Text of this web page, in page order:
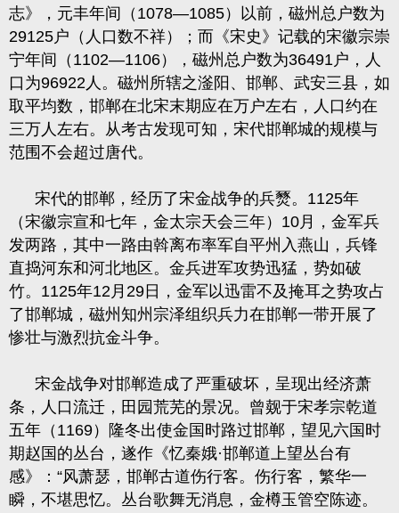
志》，元丰年间（ 1078―1085）以前，磁州总户数为
29125户（人口数不祥）；而《宋史》记载的宋徽宗崇
宁年间（ 1102―1106），磁州总户数为36491户，人
口为96922人。磁州所辖之滏阳、邯郸、武安三县，如
取平均数，邯郸在北宋末期应在万户左右，人口约在
三万人左右。从考古发现可知，宋代邯郸城的规模与
范围不会超过唐代。
宋代的邯郸，经历了宋金战争的兵燹。 1125年
（宋徽宗宣和七年，金太宗天会三年） 10月，金军兵
发两路，其中一路由斡离布率军自平州入燕山，兵锋
直捣河东和河北地区。金兵进军攻势迅猛，势如破
竹。 1125年12月 29 日，金军以迅雷不及掩耳之势攻占
了邯郸城，磁州知州宗泽组织兵力在邯郸一带开展了
惨壮与激烈抗金斗争。
宋金战争对邯郸造成了严重破坏，呈现出经济萧
条，人口流迁，田园荒芜的景况。曾觌于宋孝宗乾道
五年（ 1169）隆冬出使金国时路过邯郸，望见六国时
期赵国的丛台，遂作《忆秦娥·邯郸道上望丛台有
感》：“风萧瑟，邯郸古道伤行客。伤行客，繁华一
瞬，不堪思忆。丛台歌舞无消息，金樽玉管空陈迹。